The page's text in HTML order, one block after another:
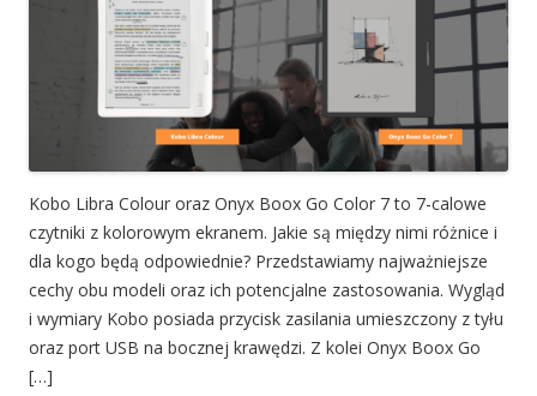
Kobo Libra Colour oraz Onyx Boox Go Color 7 to 7-calowe
czytniki z kolorowym ekranem. Jakie są między nimi różnice i
dla kogo będą odpowiednie? Przedstawiamy najważniejsze
cechy obu modeli oraz ich potencjalne zastosowania. Wygląd
i wymiary Kobo posiada przycisk zasilania umieszczony z tyłu
oraz port USB na bocznej krawędzi. Z kolei Onyx Boox Go
[…]